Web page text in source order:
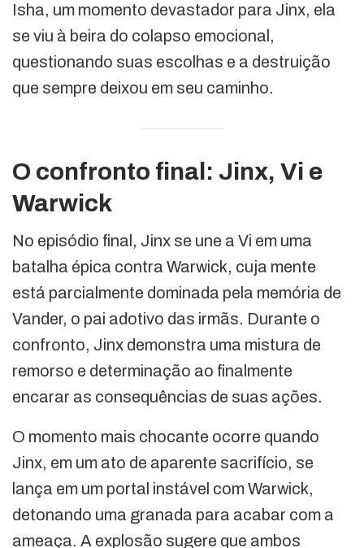
Isha, um momento devastador para Jinx, ela
se viu à beira do colapso emocional,
questionando suas escolhas e a destruição
que sempre deixou em seu caminho.
O confronto final: Jinx, Vi e
Warwick
No episódio final, Jinx se une a Vi em uma
batalha épica contra Warwick, cuja mente
está parcialmente dominada pela memória de
Vander, o pai adotivo das irmãs. Durante o
confronto, Jinx demonstra uma mistura de
remorso e determinação ao finalmente
encarar as consequências de suas ações.
O momento mais chocante ocorre quando
Jinx, em um ato de aparente sacrifício, se
lança em um portal instável com Warwick,
detonando uma granada para acabar com a
ameaça. A explosão sugere que ambos